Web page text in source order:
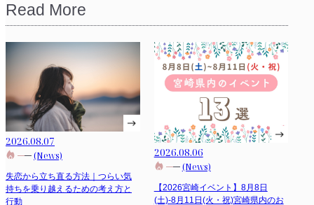
Read More
2026.08.07
(News)
失恋から立ち直る方法｜つらい気
持ちを乗り越えるための考え方と
行動
2026.08.06
(News)
【2026宮崎イベント】8月8日
(土)-8月11日(火・祝)宮崎県内のお